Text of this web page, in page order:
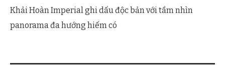
Khải Hoàn Imperial ghi dấu độc bản với tầm nhìn
panorama đa hướng hiếm có